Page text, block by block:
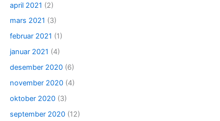
april 2021 (2)
mars 2021 (3)
februar 2021 (1)
januar 2021 (4)
desember 2020 (6)
november 2020 (4)
oktober 2020 (3)
september 2020 (12)